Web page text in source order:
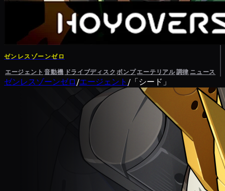
ゼンレスゾーンゼロ
エージェント 音動機 ドライブディスク ボンプエーテリアル調律 ニュース
ゼンレスゾーンゼロ/エージェント / 「シード」